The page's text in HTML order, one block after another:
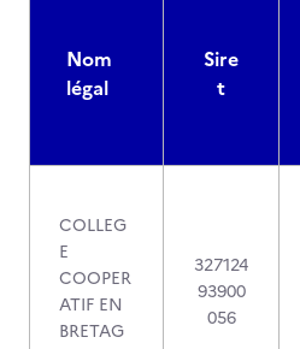
Nom
légal
Sire
t
COLLEG
E
COOPER
ATIF EN
BRETAG
327124
93900
056